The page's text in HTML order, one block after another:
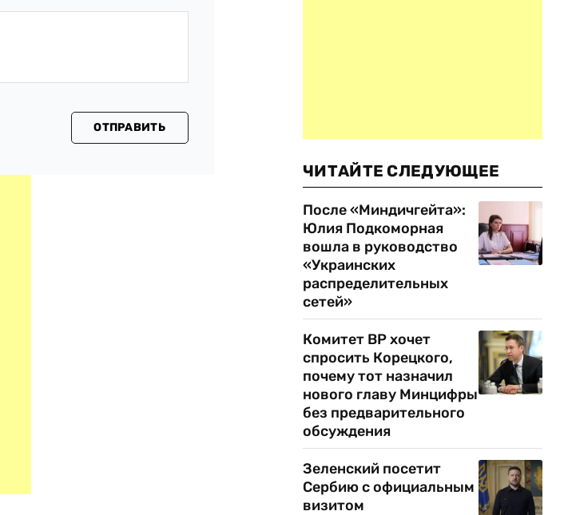
ОТПРАВИТЬ
ЧИТАЙТЕ СЛЕДУЮЩЕЕ
После «Миндичгейта»:
Юлия Подкоморная
вошла в руководство
«Украинских
распределительных
сетей»
Комитет ВР хочет
спросить Корецкого,
почему тот назначил
нового главу Минцифры
без предварительного
обсуждения
Зеленский посетит
Сербию с официальным
визитом